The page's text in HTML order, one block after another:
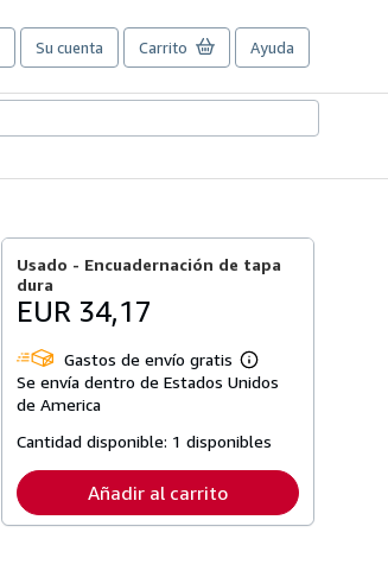
Su cuenta Carrito Ayuda
Usado - Encuadernación de tapa
dura
EUR 34,17
Gastos de envío gratis
Más
información
tarifas
envío
Se envía dentro de Estados Unidos
de America
Cantidad disponible: 1 disponibles
Añadir al carrito